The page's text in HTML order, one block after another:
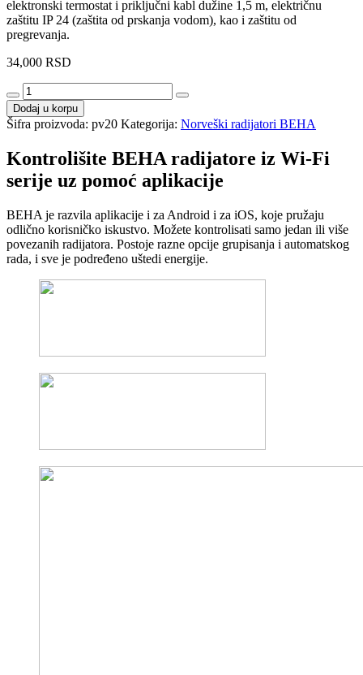
elektronski termostat i priključni kabl dužine 1,5 m, električnu
zaštitu IP 24 (zaštita od prskanja vodom), kao i zaštitu od
pregrevanja.
34,000 RSD
BEHA
Wi-
Fi
PV20
Dodaj u korpu
Šifra proizvoda: pv20 Kategorija: Norveški radijatori BEHA
Kontrolišite BEHA radijatore iz Wi-Fi
serije uz pomoć aplikacije
BEHA je razvila aplikacije i za Android i za iOS, koje pružaju
odlično korisničko iskustvo. Možete kontrolisati samo jedan ili više
povezanih radijatora. Postoje razne opcije grupisanja i automatskog
rada, i sve je podređeno uštedi energije.